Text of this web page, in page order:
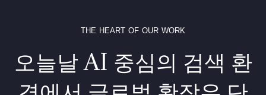
THE HEART OF OUR WORK
오늘날 AI 중심의 검색 환